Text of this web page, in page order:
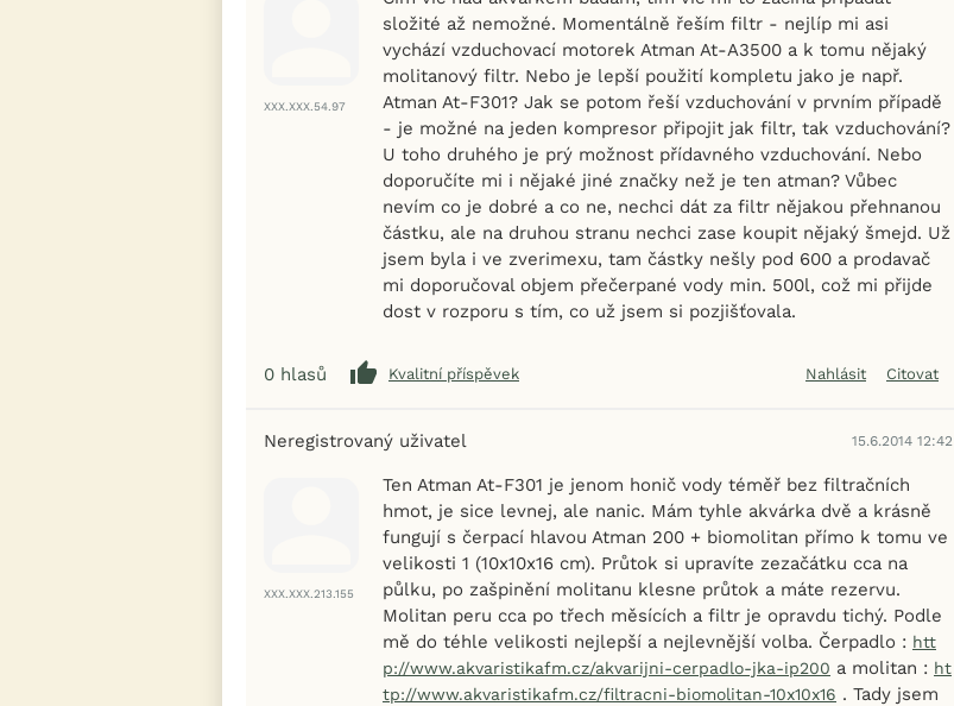
XXX.XXX.54.97
složité až nemožné. Momentálně řeším filtr - nejlíp mi asi
vychází vzduchovací motorek Atman At-A3500 a k tomu nějaký
molitanový filtr. Nebo je lepší použití kompletu jako je např.
Atman At-F301? Jak se potom řeší vzduchování v prvním případě
- je možné na jeden kompresor připojit jak filtr, tak vzduchování?
U toho druhého je prý možnost přídavného vzduchování. Nebo
doporučíte mi i nějaké jiné značky než je ten atman? Vůbec
nevím co je dobré a co ne, nechci dát za filtr nějakou přehnanou
částku, ale na druhou stranu nechci zase koupit nějaký šmejd. Už
jsem byla i ve zverimexu, tam částky nešly pod 600 a prodavač
mi doporučoval objem přečerpané vody min. 500l, což mi přijde
dost v rozporu s tím, co už jsem si pozjišťovala.
0 hlasů Kvalitní příspěvek Nahlásit Citovat
Neregistrovaný uživatel 15.6.2014 12:42
XXX.XXX.213.155
Ten Atman At-F301 je jenom honič vody téměř bez filtračních
hmot, je sice levnej, ale nanic. Mám tyhle akvárka dvě a krásně
fungují s čerpací hlavou Atman 200 + biomolitan přímo k tomu ve
velikosti 1 (10x10x16 cm). Průtok si upravíte zezačátku cca na
půlku, po zašpinění molitanu klesne průtok a máte rezervu.
Molitan peru cca po třech měsících a filtr je opravdu tichý. Podle
mě do téhle velikosti nejlepší a nejlevnější volba. Čerpadlo : htt
p://www.akvaristikafm.cz/akvarijni-cerpadlo-jka-ip200 a molitan : ht
tp://www.akvaristikafm.cz/filtracni-biomolitan-10x10x16 . Tady jsem